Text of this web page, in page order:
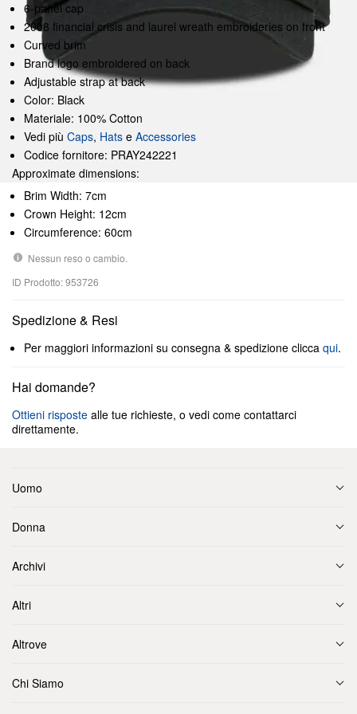
6-panel cap
2008 financial crisis and laurel wreath embroideries on front
Curved brim
Brand logo embroidered on back
Adjustable strap at back
Color: Black
Materiale: 100% Cotton
Vedi più Caps, Hats e Accessories
Codice fornitore: PRAY242221
Approximate dimensions:
Brim Width: 7cm
Crown Height: 12cm
Circumference: 60cm
Nessun reso o cambio.
ID Prodotto: 953726
Spedizione & Resi
Per maggiori informazioni su consegna & spedizione clicca qui.
Hai domande?
Ottieni risposte alle tue richieste, o vedi come contattarci
direttamente.
Uomo
Donna
Archivi
Altri
Altrove
Chi Siamo